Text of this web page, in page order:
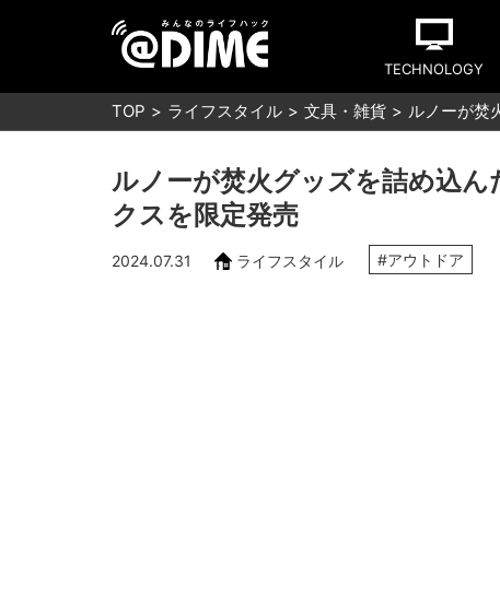
TECHNOLOGY
TOP ライフスタイル 文具・雑貨 ルノーが焚
ルノーが焚火グッズを詰め込
クスを限定発売
2024.07.31 ライフスタイル #アウトドア